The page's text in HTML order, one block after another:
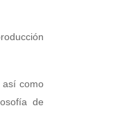
así como
de